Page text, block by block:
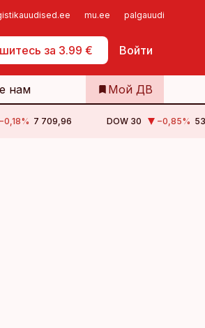
mu.ee palgauudised.ee
за 3.99 € Войти
Самообслуживание
нам Мой ДВ
−0,18% 7 709,96 DOW 30 −0,85%